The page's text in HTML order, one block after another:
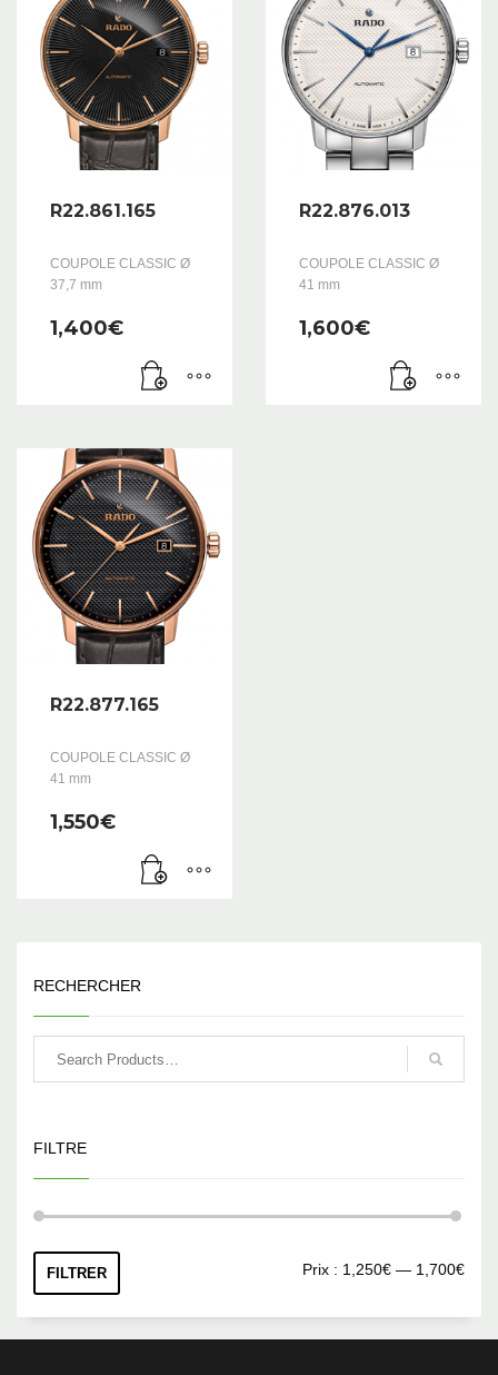
R22.861.165
COUPOLE CLASSIC Ø
37,7 mm
1,400€
R22.876.013
COUPOLE CLASSIC Ø
41 mm
1,600€
R22.877.165
COUPOLE CLASSIC Ø
41 mm
1,550€
RECHERCHER
FILTRE
Prix
Prix
FILTRER Prix : 1,250€ — 1,700€